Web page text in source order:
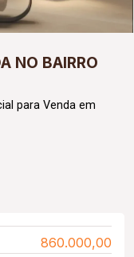
NO BAIRRO
para Venda em
860.000,00